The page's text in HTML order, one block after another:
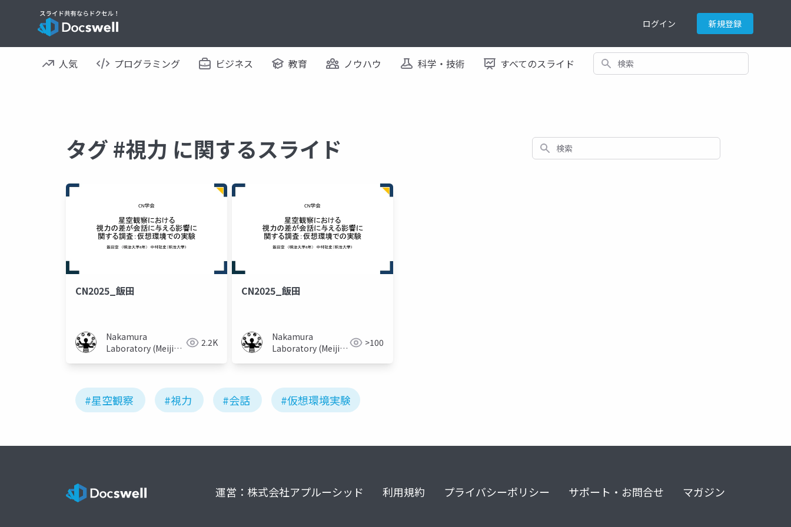
ログイン 新規登録
人気 プログラミング ビジネス 教育 ノウハウ 科学・技術 すべてのスライド 検索
タグ #視力 に関するスライド 検索
CN2025_飯田
Nakamura
Laboratory (Meiji
2.2K
CN2025_飯田
Nakamura
Laboratory (Meiji
>100
#星空観察 #視力 #会話 #仮想環境実験
運営：株式会社アプルーシッド 利用規約 プライバシーポリシー サポート・お問合せ マガジン